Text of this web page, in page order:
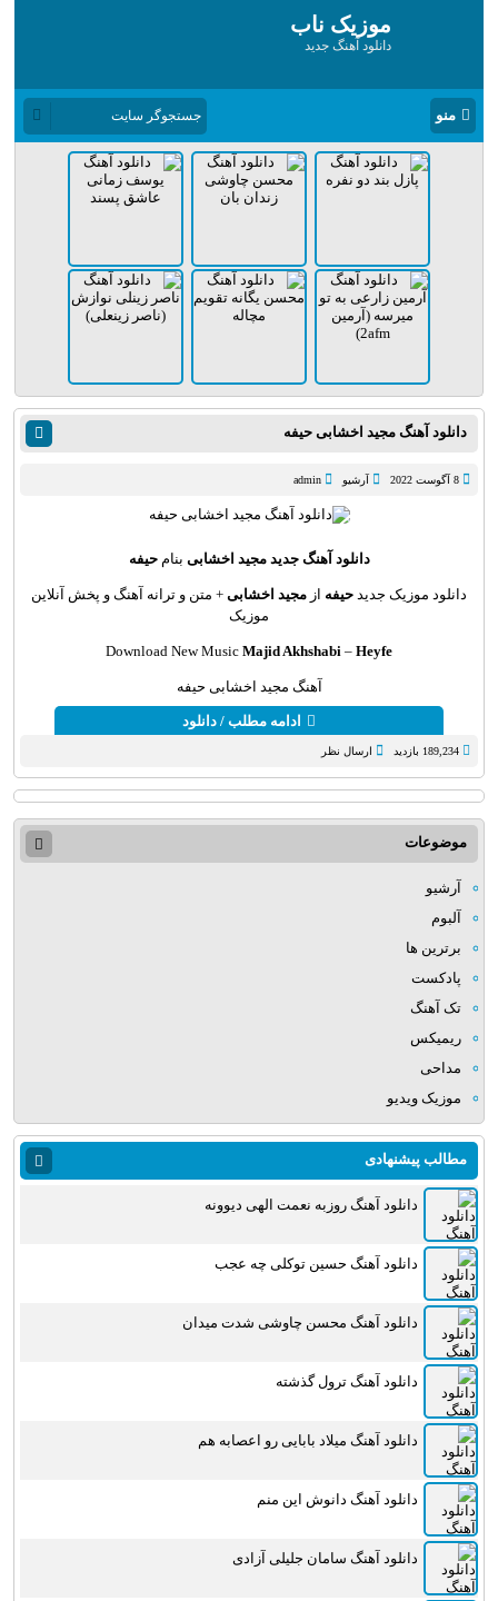
موزیک ناب
دانلود آهنگ جدید
منو
دانلود آهنگ مجید اخشابی حیفه
8 آگوست 2022 آرشیو admin
دانلود آهنگ جديد مجید اخشابی بنامحیفه
دانلود موزیک جديد حیفه از مجید اخشابی + متن و ترانه آهنگ و پخش آنلاين
موزيک
Download New Music Majid Akhshabi – Heyfe
آهنگ مجید اخشابی حیفه
ادامه مطلب / دانلود
189,234 بازدید ارسال نظر
موضوعات
آرشیو
آلبوم
برترین ها
پادکست
تک آهنگ
ریمیکس
مداحی
موزیک ویدیو
مطالب پیشنهادی
دانلود آهنگ روزبه نعمت الهی دیوونه
دانلود آهنگ حسین توکلی چه عجب
دانلود آهنگ محسن چاوشی شدت میدان
دانلود آهنگ ترول گذشته
دانلود آهنگ میلاد بابایی رو اعصابه هم
دانلود آهنگ دانوش این منم
دانلود آهنگ سامان جلیلی آزادی